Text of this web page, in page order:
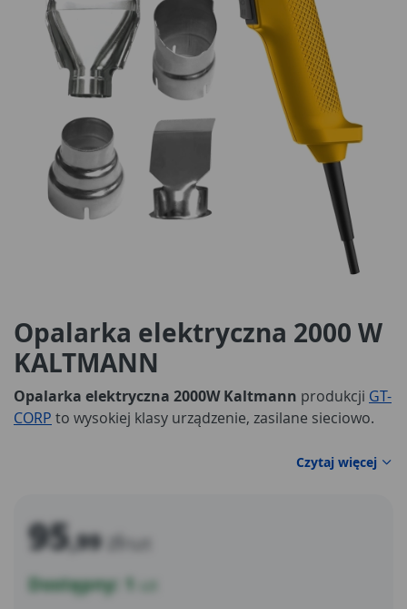
Opalarka elektryczna 2000 W
KALTMANN
Opalarka elektryczna 2000W Kaltmann produkcji GT-
CORP to wysokiej klasy urządzenie, zasilane sieciowo.
Czytaj więcej
95,99 zł
Dostępny: 1